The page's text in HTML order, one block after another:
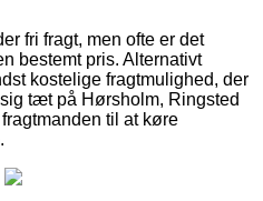
fri fragt, men ofte er det
bestemt pris. Alternativt
kostelige fragtmulighed, der
tæt på Hørsholm, Ringsted
til at køre